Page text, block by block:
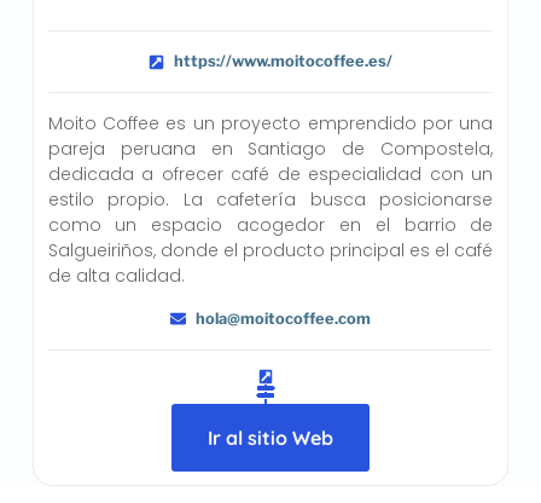
https://www.moitocoffee.es/
Moito Coffee es un proyecto emprendido por una
pareja peruana en Santiago de Compostela,
dedicada a ofrecer café de especialidad con un
estilo propio. La cafetería busca posicionarse
como un espacio acogedor en el barrio de
Salgueiriños, donde el producto principal es el café
de alta calidad.
hola@moitocoffee.com
Ir al sitio Web